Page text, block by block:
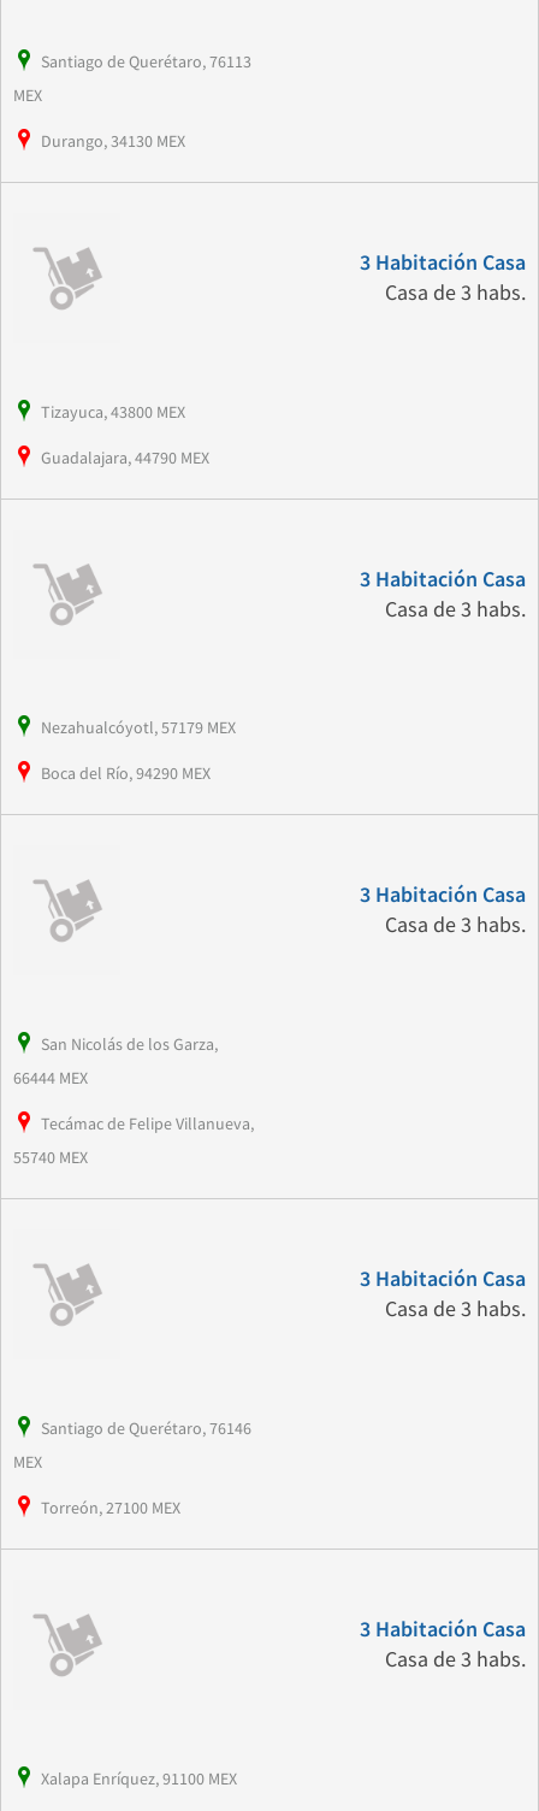
Santiago de Querétaro, 76113
MEX
Durango, 34130 MEX
3 Habitación Casa
Casa de 3 habs.
Tizayuca, 43800 MEX
Guadalajara, 44790 MEX
3 Habitación Casa
Casa de 3 habs.
Nezahualcóyotl, 57179 MEX
Boca del Río, 94290 MEX
3 Habitación Casa
Casa de 3 habs.
San Nicolás de los Garza,
66444 MEX
Tecámac de Felipe Villanueva,
55740 MEX
3 Habitación Casa
Casa de 3 habs.
Santiago de Querétaro, 76146
MEX
Torreón, 27100 MEX
3 Habitación Casa
Casa de 3 habs.
Xalapa Enríquez, 91100 MEX